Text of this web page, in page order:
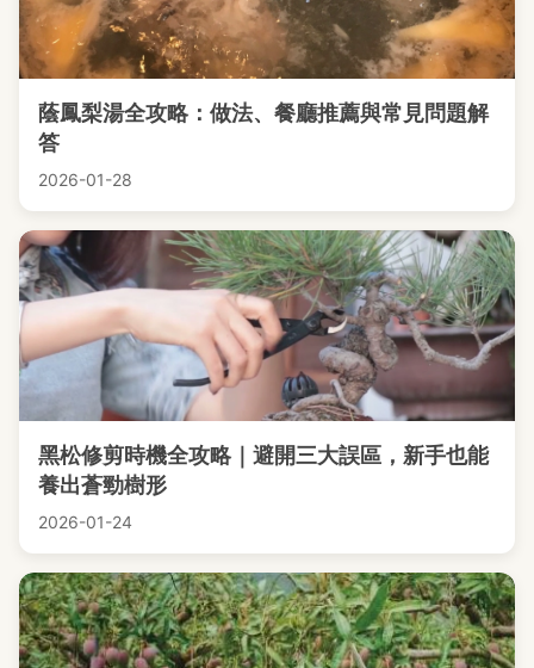
蔭鳳梨湯全攻略：做法、餐廳推薦與常見問題解
答
2026-01-28
黑松修剪時機全攻略｜避開三大誤區，新手也能
養出蒼勁樹形
2026-01-24